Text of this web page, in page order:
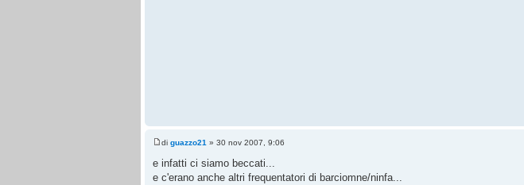
di guazzo21 » 30 nov 2007, 9:06
e infatti ci siamo beccati...
e c'erano anche altri frequentatori di barciomne/ninfa...